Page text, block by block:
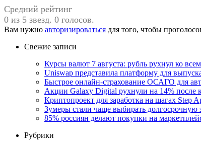
Средний рейтинг
0 из 5 звезд. 0 голосов.
Вам нужно авторизироваться для того, чтобы
Свежие записи
Курсы валют 7 августа: рубль рухнул ко
Uniswap представила платформу для
Быстрое онлайн-страхование ОСАГО для
Акции Galaxy Digital рухнули на 14% после
Криптопроект для заработка на шагах Step
Зумеры стали чаще выбирать долгосрочную
85% россиян делают покупки на
Рубрики